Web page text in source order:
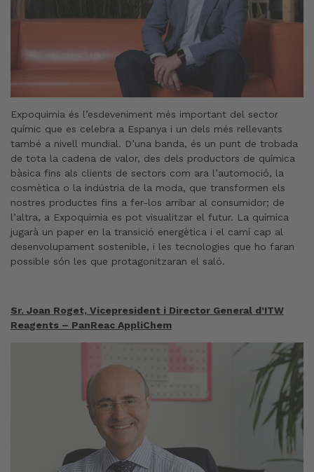
Expoquimia és l’esdeveniment més important del sector
químic que es celebra a Espanya i un dels més rellevants
també a nivell mundial. D’una banda, és un punt de trobada
de tota la cadena de valor, des dels productors de química
bàsica fins als clients de sectors com ara l’automoció, la
cosmètica o la indústria de la moda, que transformen els
nostres productes fins a fer-los arribar al consumidor; de
l’altra, a Expoquimia es pot visualitzar el futur. La química
jugarà un paper en la transició energètica i el camí cap al
desenvolupament sostenible, i les tecnologies que ho faran
possible són les que protagonitzaran el saló.
Sr. Joan Roget, Vicepresident i Director General d’ITW
Reagents – PanReac AppliChem